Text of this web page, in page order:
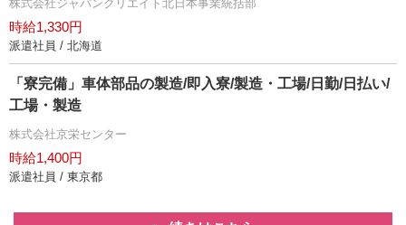
株式会社ジャパンクリエイト北日本事業統括部
時給1,330円
派遣社員 / 北海道
「寮完備」車体部品の製造/即入寮/製造・工場/日勤/日払い/
工場・製造
株式会社京栄センター
時給1,400円
派遣社員 / 東京都